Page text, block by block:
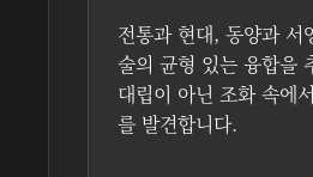
전통과 현대, 동양과 서
술의 균형 있는 융합을
대립이 아닌 조화 속에
를 발견합니다.